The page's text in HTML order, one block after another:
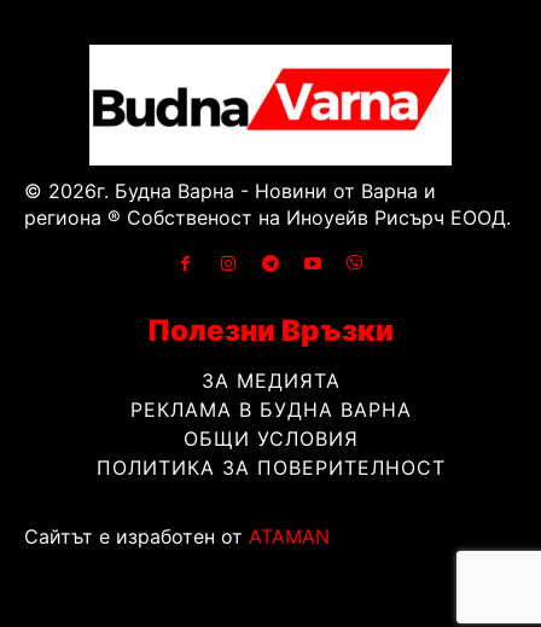
© 2026г. Будна Варна - Новини от Варна и
региона ® Собственост на Иноуейв Рисърч ЕООД.
Полезни Връзки
ЗА МЕДИЯТА
РЕКЛАМА В БУДНА ВАРНА
ОБЩИ УСЛОВИЯ
ПОЛИТИКА ЗА ПОВЕРИТЕЛНОСТ
Сайтът е изработен от ATAMAN